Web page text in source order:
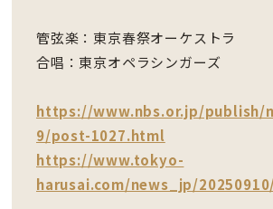
管弦楽：東京春祭オーケストラ
合唱：東京オペラシンガーズ
https://www.nbs.or.jp/publish/
9/post-1027.html
https://www.tokyo-
harusai.com/news_jp/